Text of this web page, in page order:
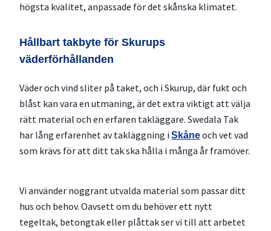
högsta kvalitet, anpassade för det skånska klimatet.
Hållbart takbyte för Skurups
väderförhållanden
Väder och vind sliter på taket, och i Skurup, där fukt och
blåst kan vara en utmaning, är det extra viktigt att välja
rätt material och en erfaren takläggare. Swedala Tak
har lång erfarenhet av takläggning i Skåneoch vet vad
som krävs för att ditt tak ska hålla i många år framöver.
Vi använder noggrant utvalda material som passar ditt
hus och behov. Oavsett om du behöver ett nytt
tegeltak, betongtak eller plåttak ser vi till att arbetet